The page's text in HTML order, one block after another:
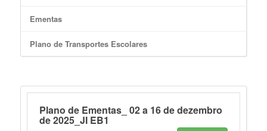
Ementas
Plano de Transportes Escolares
Plano de Ementas_ 02 a 16 de dezembro
de 2025_JI EB1